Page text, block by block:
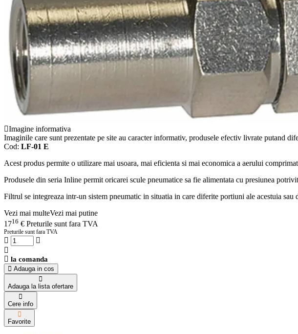
Imagine informativa
Imaginile care sunt prezentate pe site au caracter informativ, produsele efectiv livrate putand
Cod: LF-01 E
Acest produs permite o utilizare mai usoara, mai eficienta si mai economica a aerului
Produsele din seria Inline permit oricarei scule pneumatice sa fie alimentata cu presiunea
Filtrul se integreaza intr-un sistem pneumatic in situatia in care diferite portiuni ale acestuia
Vezi mai multeVezi mai putine
1716 € Preturile sunt fara TVA
Preturile sunt fara TVA
la comanda
Adauga in cos
Adauga la lista ofertare
Cere info
Favorite